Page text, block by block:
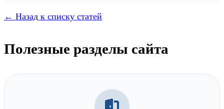
← Назад к списку статей
Полезные разделы сайта